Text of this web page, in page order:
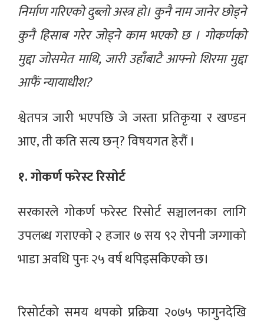
निर्माण गरिएको दुब्लो अस्त्र हो। कुनै नाम जानेर छोड्ने
कुनै हिसाब गरेर जोड्ने काम भएको छ । गोकर्णको
मुद्दा जोसमेत माथि, जारी उहाँबाटै आफ्नो शिरमा मुद्दा
आफैं न्यायाधीश?
श्वेतपत्र जारी भएपछि जे जस्ता प्रतिकृया र खण्डन
आए, ती कति सत्य छन्? विषयगत हेरौं ।
१. गोकर्ण फरेस्ट रिसोर्ट
सरकारले गोकर्ण फरेस्ट रिसोर्ट सञ्चालनका लागि
उपलब्ध गराएको २ हजार ७ सय ९२ रोपनी जग्गाको
भाडा अवधि पुनः २५ वर्ष थपिइसकिएको छ।
रिसोर्टको समय थपको प्रक्रिया २०७५ फागुनदेखि